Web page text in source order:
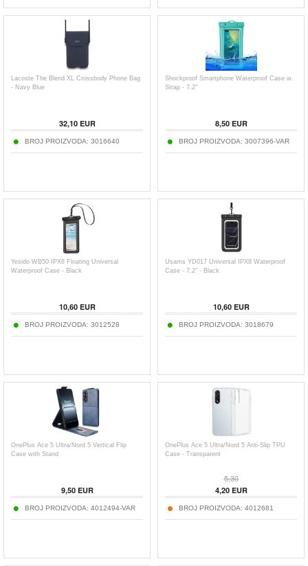
Lacoste The Blend XL Crossbody Phone Bag
- Navy Blue
32,10EUR
BROJ PROIZVODA: 3016640
Shockproof Smartphone Waterproof Case w.
Strap - 7.2"
8,50EUR
BROJ PROIZVODA: 3007396-VAR
Yesido WB50 IPX8 Floating Universal
Waterproof Case - Black
10,60EUR
BROJ PROIZVODA: 3012528
Usams YD017 Universal IPX8 Waterproof
Case - 7.2" - Black
10,60EUR
BROJ PROIZVODA: 3018679
OnePlus Ace 5 Ultra/Nord 5 Vertical Flip
Case with Stand
9,50EUR
BROJ PROIZVODA: 4012494-VAR
OnePlus Ace 5 Ultra/Nord 5 Anti-Slip TPU
Case - Transparent
5,30
4,20EUR
BROJ PROIZVODA: 4012681